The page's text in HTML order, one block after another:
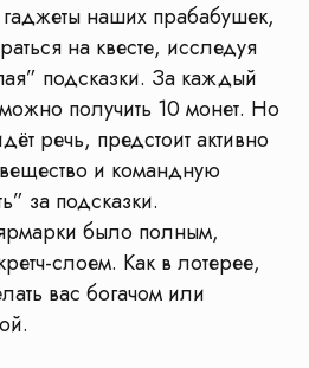
наших прабабушек,
на квесте, исследуя
подсказки. За каждый
получить 10 монет. Но
речь, предстоит активно
и командную
за подсказки.
было полным,
слоем. Как в лотерее,
вас богачом или